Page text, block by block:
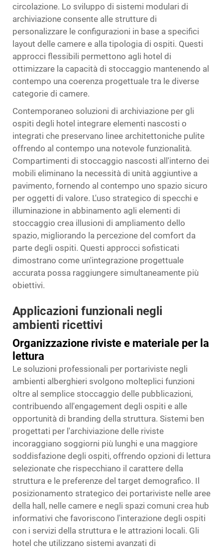
circolazione. Lo sviluppo di sistemi modulari di
archiviazione consente alle strutture di
personalizzare le configurazioni in base a specifici
layout delle camere e alla tipologia di ospiti. Questi
approcci flessibili permettono agli hotel di
ottimizzare la capacità di stoccaggio mantenendo al
contempo una coerenza progettuale tra le diverse
categorie di camere.
Contemporaneo soluzioni di archiviazione per gli
ospiti degli hotel integrare elementi nascosti o
integrati che preservano linee architettoniche pulite
offrendo al contempo una notevole funzionalità.
Compartimenti di stoccaggio nascosti all'interno dei
mobili eliminano la necessità di unità aggiuntive a
pavimento, fornendo al contempo uno spazio sicuro
per oggetti di valore. L'uso strategico di specchi e
illuminazione in abbinamento agli elementi di
stoccaggio crea illusioni di ampliamento dello
spazio, migliorando la percezione del comfort da
parte degli ospiti. Questi approcci sofisticati
dimostrano come un'integrazione progettuale
accurata possa raggiungere simultaneamente più
obiettivi.
Applicazioni funzionali negli
ambienti ricettivi
Organizzazione riviste e materiale per la
lettura
Le soluzioni professionali per portariviste negli
ambienti alberghieri svolgono molteplici funzioni
oltre al semplice stoccaggio delle pubblicazioni,
contribuendo all'engagement degli ospiti e alle
opportunità di branding della struttura. Sistemi ben
progettati per l'archiviazione delle riviste
incoraggiano soggiorni più lunghi e una maggiore
soddisfazione degli ospiti, offrendo opzioni di lettura
selezionate che rispecchiano il carattere della
struttura e le preferenze del target demografico. Il
posizionamento strategico dei portariviste nelle aree
della hall, nelle camere e negli spazi comuni crea hub
informativi che favoriscono l'interazione degli ospiti
con i servizi della struttura e le attrazioni locali. Gli
hotel che utilizzano sistemi avanzati di